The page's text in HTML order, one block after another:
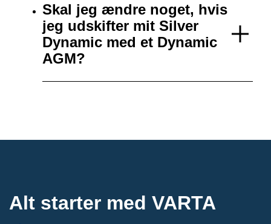
Skal jeg ændre noget, hvis
jeg udskifter mit Silver
Dynamic med et Dynamic
AGM?
Alt starter med VARTA​